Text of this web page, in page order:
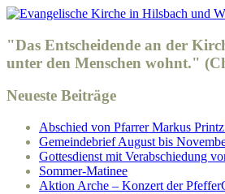
"Das Entscheidende an der
unter den Menschen wohnt."
Neueste Beiträge
Abschied von Pfarrer Markus
Gemeindebrief August bis
Gottesdienst mit Verabschiedung
Sommer-Matinee
Aktion Arche – Konzert der